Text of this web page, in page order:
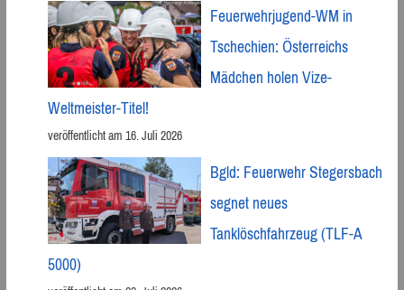
Feuerwehrjugend-WM in
Tschechien: Österreichs
Mädchen holen Vize-
Weltmeister-Titel!
veröffentlicht am 16. Juli 2026
Bgld: Feuerwehr Stegersbach
segnet neues
Tanklöschfahrzeug (TLF-A
5000)